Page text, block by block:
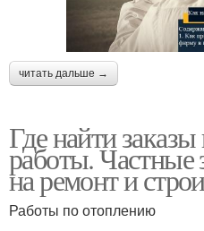
читать дальше →
Где найти
работы. Частные
на ремонт и
Работы по отоплению